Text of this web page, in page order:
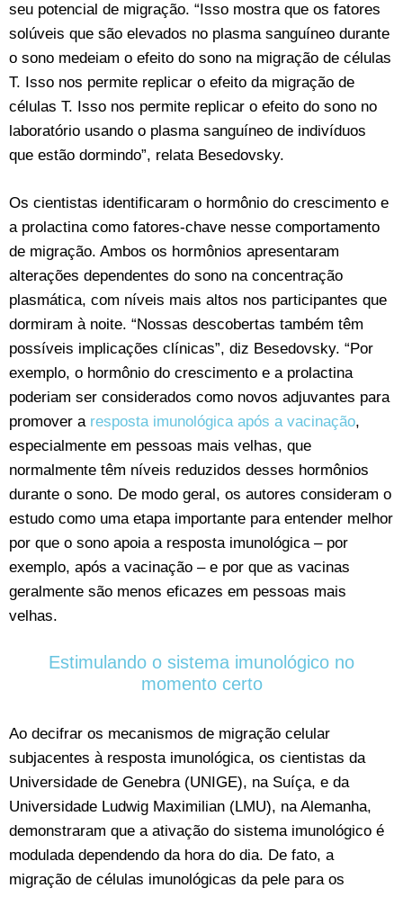
seu potencial de migração. “Isso mostra que os fatores
solúveis que são elevados no plasma sanguíneo durante
o sono medeiam o efeito do sono na migração de células
T. Isso nos permite replicar o efeito da migração de
células T. Isso nos permite replicar o efeito do sono no
laboratório usando o plasma sanguíneo de indivíduos
que estão dormindo”, relata Besedovsky.
Os cientistas identificaram o hormônio do crescimento e
a prolactina como fatores-chave nesse comportamento
de migração. Ambos os hormônios apresentaram
alterações dependentes do sono na concentração
plasmática, com níveis mais altos nos participantes que
dormiram à noite. “Nossas descobertas também têm
possíveis implicações clínicas”, diz Besedovsky. “Por
exemplo, o hormônio do crescimento e a prolactina
poderiam ser considerados como novos adjuvantes para
promover a resposta imunológica após a vacinação,
especialmente em pessoas mais velhas, que
normalmente têm níveis reduzidos desses hormônios
durante o sono. De modo geral, os autores consideram o
estudo como uma etapa importante para entender melhor
por que o sono apoia a resposta imunológica – por
exemplo, após a vacinação – e por que as vacinas
geralmente são menos eficazes em pessoas mais
velhas.
Estimulando o sistema imunológico no
momento certo
Ao decifrar os mecanismos de migração celular
subjacentes à resposta imunológica, os cientistas da
Universidade de Genebra (UNIGE), na Suíça, e da
Universidade Ludwig Maximilian (LMU), na Alemanha,
demonstraram que a ativação do sistema imunológico é
modulada dependendo da hora do dia. De fato, a
migração de células imunológicas da pele para os